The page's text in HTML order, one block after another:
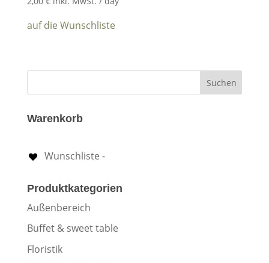
auf die Wunschliste
Warenkorb
Wunschliste -
Produktkategorien
Außenbereich
Buffet & sweet table
Floristik